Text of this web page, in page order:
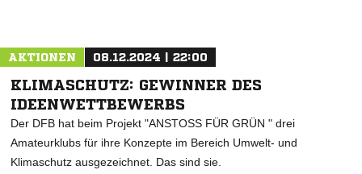
AKTIONEN 08.12.2024 | 22:00
KLIMASCHUTZ: GEWINNER DES
IDEENWETTBEWERBS
Der DFB hat beim Projekt "ANSTOSS FÜR GRÜN " drei
Amateurklubs für ihre Konzepte im Bereich Umwelt- und
Klimaschutz ausgezeichnet. Das sind sie.